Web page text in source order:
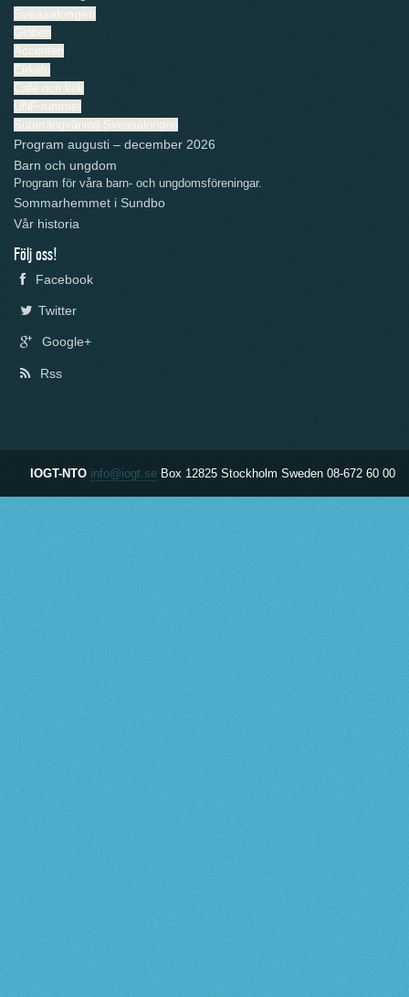
Sveasalongen
Globen
Accenten
Cirkeln
Café och kök
UNF-rummet
Suterrängvåning Sveasalongen
Program augusti – december 2026
Barn och ungdom
Program för våra barn- och ungdomsföreningar.
Sommarhemmet i Sundbo
Vår historia
Följ oss!
Facebook
Twitter
Google+
Rss
IOGT-NTO info@iogt.se Box 12825 Stockholm Sweden 08-672 60 00